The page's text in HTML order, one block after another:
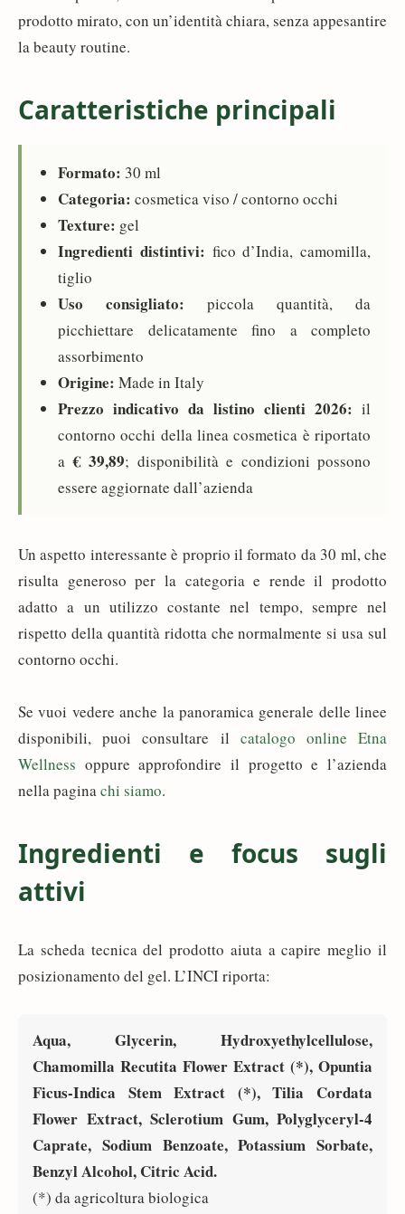
prodotto mirato, con un’identità chiara, senza appesantire
la beauty routine.
Caratteristiche principali
Formato: 30 ml
Categoria: cosmetica viso / contorno occhi
Texture: gel
Ingredienti distintivi: fico d’India, camomilla,
tiglio
Uso consigliato: piccola quantità, da
picchiettare delicatamente fino a completo
assorbimento
Origine: Made in Italy
Prezzo indicativo da listino clienti 2026: il
contorno occhi della linea cosmetica è riportato
a€ 39,89; disponibilità e condizioni possono
essere aggiornate dall’azienda
Un aspetto interessante è proprio il formato da 30 ml, che
risulta generoso per la categoria e rende il prodotto
adatto a un utilizzo costante nel tempo, sempre nel
rispetto della quantità ridotta che normalmente si usa sul
contorno occhi.
Se vuoi vedere anche la panoramica generale delle linee
disponibili, puoi consultare il catalogo online Etna
Wellness oppure approfondire il progetto e l’azienda
nella paginachi siamo.
Ingredienti e focus sugli
attivi
La scheda tecnica del prodotto aiuta a capire meglio il
posizionamento del gel. L’INCI riporta:
Aqua, Glycerin, Hydroxyethylcellulose,
Chamomilla Recutita Flower Extract (*), Opuntia
Ficus-Indica Stem Extract (*), Tilia Cordata
Flower Extract, Sclerotium Gum, Polyglyceryl-4
Caprate, Sodium Benzoate, Potassium Sorbate,
Benzyl Alcohol, Citric Acid.
(*) da agricoltura biologica